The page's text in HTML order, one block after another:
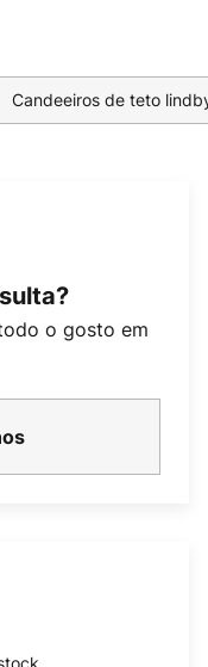
Candeeiros de teto
o gosto em